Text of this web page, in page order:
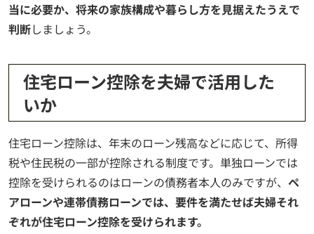
当に必要か、将来の家族構成や暮らし方を見据えたうえで
判断しましょう。
住宅ローン控除を夫婦で活用した
いか
住宅ローン控除は、年末のローン残高などに応じて、所得
税や住民税の一部が控除される制度です。単独ローンでは
控除を受けられるのはローンの債務者本人のみですが、 ペ
アローンや連帯債務ローンでは、要件を満たせば夫婦それ
ぞれが住宅ローン控除を受けられます。